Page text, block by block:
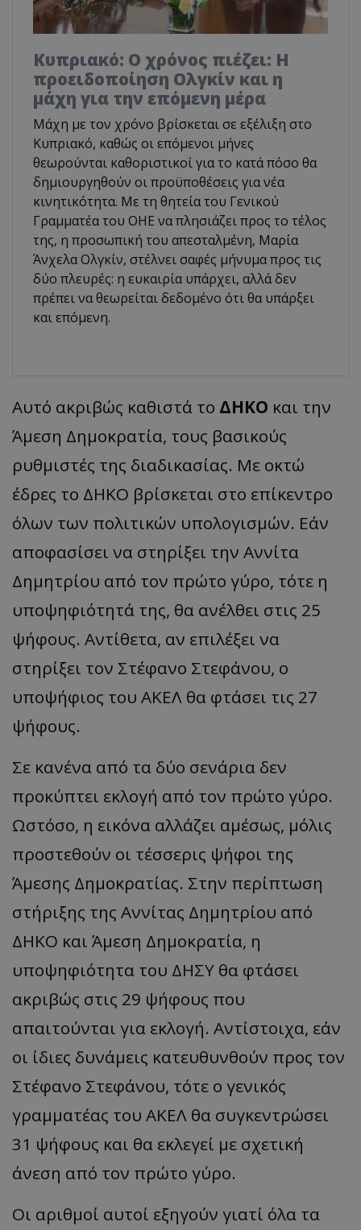
Κυπριακό: Ο χρόνος πιέζει: Η
προειδοποίηση Ολγκίν και η
μάχη για την επόμενη μέρα
Μάχη με τον χρόνο βρίσκεται σε εξέλιξη στο
Κυπριακό, καθώς οι επόμενοι μήνες
θεωρούνται καθοριστικοί για το κατά πόσο θα
δημιουργηθούν οι προϋποθέσεις για νέα
κινητικότητα. Με τη θητεία του Γενικού
Γραμματέα του ΟΗΕ να πλησιάζει προς το τέλος
της, η προσωπική του απεσταλμένη, Μαρία
Άνχελα Ολγκίν, στέλνει σαφές μήνυμα προς τις
δύο πλευρές: η ευκαιρία υπάρχει, αλλά δεν
πρέπει να θεωρείται δεδομένο ότι θα υπάρξει
και επόμενη.
Αυτό ακριβώς καθιστά το ΔΗΚΟ και την
Άμεση Δημοκρατία, τους βασικούς
ρυθμιστές της διαδικασίας. Με οκτώ
έδρες το ΔΗΚΟ βρίσκεται στο επίκεντρο
όλων των πολιτικών υπολογισμών. Εάν
αποφασίσει να στηρίξει την Αννίτα
Δημητρίου από τον πρώτο γύρο, τότε η
υποψηφιότητά της, θα ανέλθει στις 25
ψήφους. Αντίθετα, αν επιλέξει να
στηρίξει τον Στέφανο Στεφάνου, ο
υποψήφιος του ΑΚΕΛ θα φτάσει τις 27
ψήφους.
Σε κανένα από τα δύο σενάρια δεν
προκύπτει εκλογή από τον πρώτο γύρο.
Ωστόσο, η εικόνα αλλάζει αμέσως, μόλις
προστεθούν οι τέσσερις ψήφοι της
Άμεσης Δημοκρατίας. Στην περίπτωση
στήριξης της Αννίτας Δημητρίου από
ΔΗΚΟ και Άμεση Δημοκρατία, η
υποψηφιότητα του ΔΗΣΥ θα φτάσει
ακριβώς στις 29 ψήφους που
απαιτούνται για εκλογή. Αντίστοιχα, εάν
οι ίδιες δυνάμεις κατευθυνθούν προς τον
Στέφανο Στεφάνου, τότε ο γενικός
γραμματέας του ΑΚΕΛ θα συγκεντρώσει
31 ψήφους και θα εκλεγεί με σχετική
άνεση από τον πρώτο γύρο.
Οι αριθμοί αυτοί εξηγούν γιατί όλα τα